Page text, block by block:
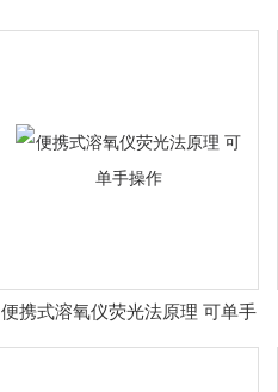
便携式溶氧仪荧光法原理 可单手
操作